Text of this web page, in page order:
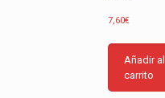
7,60€
Añadir al
carrito